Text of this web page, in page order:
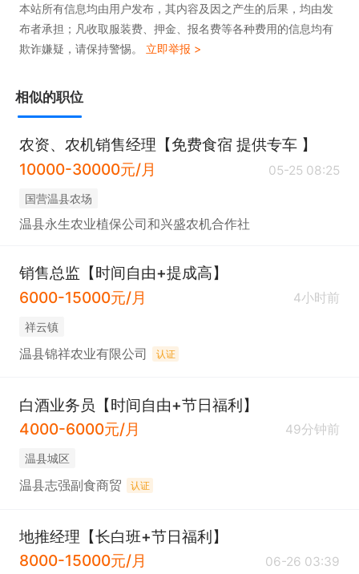
本站所有信息均由用户发布，其内容及因之产生的后果，均由发
布者承担；凡收取服装费、押金、报名费等各种费用的信息均有
欺诈嫌疑，请保持警惕。 立即举报 >
相似的职位
农资、农机销售经理【免费食宿 提供专车 】
10000-30000元/月
05-25 08:25
国营温县农场
温县永生农业植保公司和兴盛农机合作社
销售总监【时间自由+提成高】
6000-15000元/月
4小时前
祥云镇
温县锦祥农业有限公司 认证
白酒业务员【时间自由+节日福利】
4000-6000元/月
49分钟前
温县城区
温县志强副食商贸 认证
地推经理【长白班+节日福利】
8000-15000元/月
06-26 03:39